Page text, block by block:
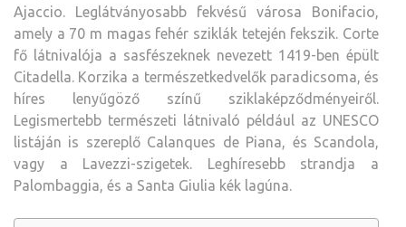
Ajaccio.
Leglátványosabb fekvésű városa Bonifacio,
amely a 70 m magas fehér sziklák tetején fekszik. Corte
fő látnivalója a sasfészeknek nevezett 1419-ben épült
Citadella. Korzika a természetkedvelők paradicsoma, és
híres lenyűgöző színű sziklaképződményeiről.
Legismertebb természeti látnivaló például az UNESCO
listáján is szereplő Calanques de Piana, és Scandola,
vagy a Lavezzi-szigetek. Leghíresebb strandja a
Palombaggia, és a Santa Giulia kék lagúna.